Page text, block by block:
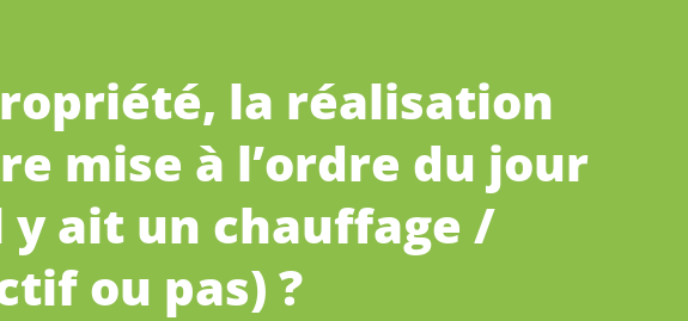
la réalisation
mise à l’ordre du jour
y ait un chauffage /
ou pas) ?